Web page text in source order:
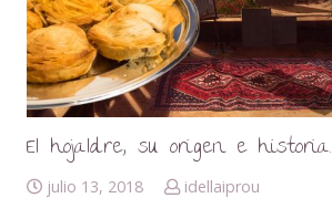
El hojaldre, su origen e historia.
julio 13, 2018
idellaiprou